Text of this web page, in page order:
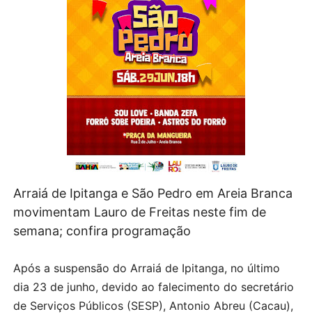
Arraiá de Ipitanga e São Pedro em Areia Branca
movimentam Lauro de Freitas neste fim de
semana; confira programação
Após a suspensão do Arraiá de Ipitanga, no último
dia 23 de junho, devido ao falecimento do secretário
de Serviços Públicos (SESP), Antonio Abreu (Cacau),